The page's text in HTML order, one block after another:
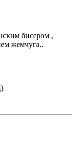
бисером ,
жемчуга..